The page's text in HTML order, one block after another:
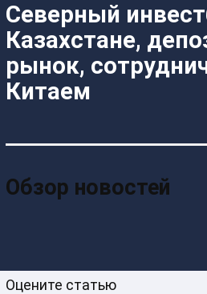
Северный
Казахстане,
рынок,
Китаем
Обзор новостей
Оцените статью